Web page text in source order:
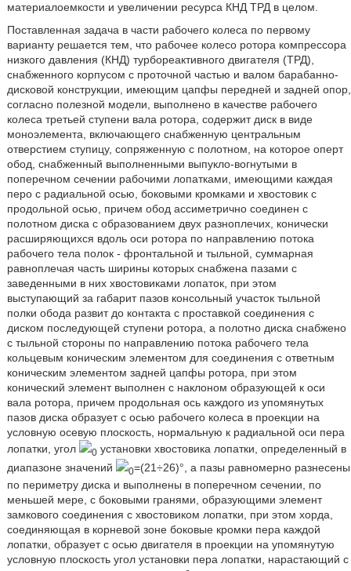
материалоемкости и увеличении ресурса КНД ТРД в целом.
Поставленная задача в части рабочего колеса по первому
варианту решается тем, что рабочее колесо ротора компрессора
низкого давления (КНД) турбореактивного двигателя (ТРД),
снабженного корпусом с проточной частью и валом барабанно-
дисковой конструкции, имеющим цапфы передней и задней опор,
согласно полезной модели, выполнено в качестве рабочего
колеса третьей ступени вала ротора, содержит диск в виде
моноэлемента, включающего снабженную центральным
отверстием ступицу, сопряженную с полотном, на которое оперт
обод, снабженный выполненными выпукло-вогнутыми в
поперечном сечении рабочими лопатками, имеющими каждая
перо с радиальной осью, боковыми кромками и хвостовик с
продольной осью, причем обод ассиметрично соединен с
полотном диска с образованием двух разноплечих, конически
расширяющихся вдоль оси ротора по направлению потока
рабочего тела полок - фронтальной и тыльной, суммарная
равноплечая часть ширины которых снабжена пазами с
заведенными в них хвостовиками лопаток, при этом
выступающий за габарит пазов консольный участок тыльной
полки обода развит до контакта с проставкой соединения с
диском последующей ступени ротора, а полотно диска снабжено
с тыльной стороны по направлению потока рабочего тела
кольцевым коническим элементом для соединения с ответным
коническим элементом задней цапфы ротора, при этом
конический элемент выполнен с наклоном образующей к оси
вала ротора, причем продольная ось каждого из упомянутых
пазов диска образует с осью рабочего колеса в проекции на
условную осевую плоскость, нормальную к радиальной оси пера
лопатки, угол
0установки хвостовика лопатки, определенный в
диапазоне значений
0=(21÷26)°, а пазы равномерно разнесены
по периметру диска и выполнены в поперечном сечении, по
меньшей мере, с боковыми гранями, образующими элемент
замкового соединения с хвостовиком лопатки, при этом хорда,
соединяющая в корневой зоне боковые кромки пера каждой
лопатки, образует с осью двигателя в проекции на упомянутую
условную плоскость угол установки пера лопатки, нарастающий с